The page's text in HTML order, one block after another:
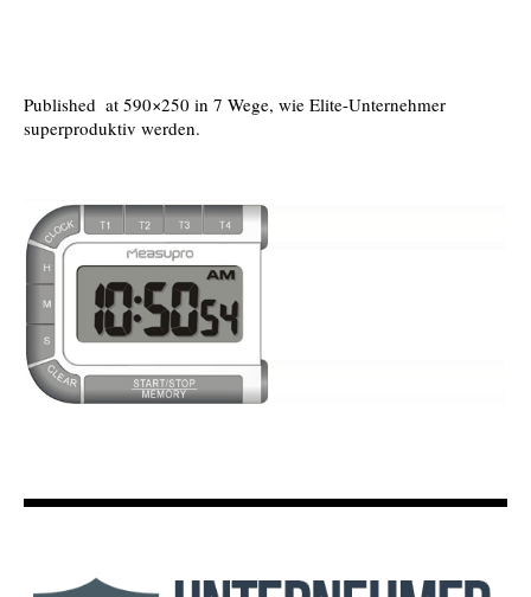
Published at 590×250 in 7 Wege, wie Elite-Unternehmer
superproduktiv werden.